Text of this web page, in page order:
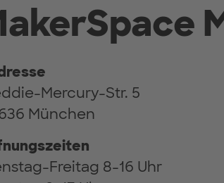
Mercury-Str. 5
München
Freitag 8-16 Uhr